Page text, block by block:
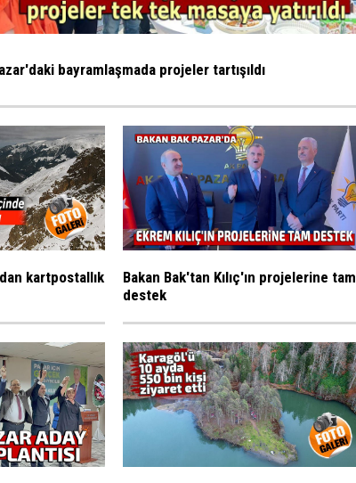
bayramlaşmada projeler tartışıldı
kartpostallık
Bakan Bak'tan Kılıç'ın projelerine tam
destek